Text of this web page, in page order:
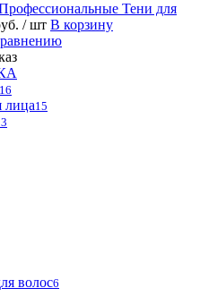
Тени для
/ шт В корзину
лица15
волос6